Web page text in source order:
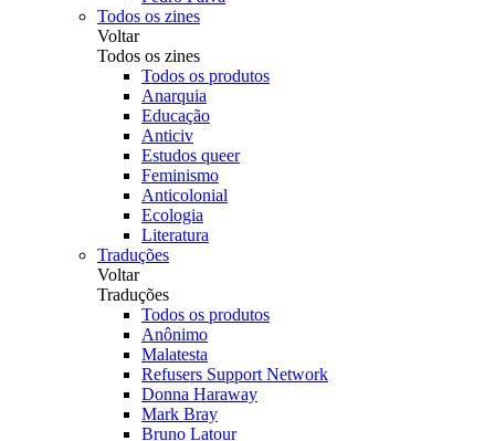
Todos os zines
Voltar
Todos os zines
Todos os produtos
Anarquia
Educação
Anticiv
Estudos queer
Feminismo
Anticolonial
Ecologia
Literatura
Traduções
Voltar
Traduções
Todos os produtos
Anônimo
Malatesta
Refusers Support Network
Donna Haraway
Mark Bray
Bruno Latour